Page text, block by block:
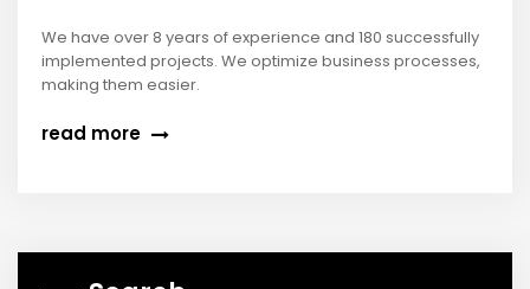
We have over 8 years of experience and 180 successfully
implemented projects. We optimize business processes,
making them easier.
read more